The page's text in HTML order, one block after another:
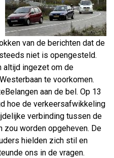
van de berichten dat de
niet is opengesteld.
altijd ingezet om de
te voorkomen.
aan de bel. Op 13
hoe de verkeersafwikkeling
verbinding tussen de
zou worden opgeheven. De
hielden zich stil en
ons in de vragen.